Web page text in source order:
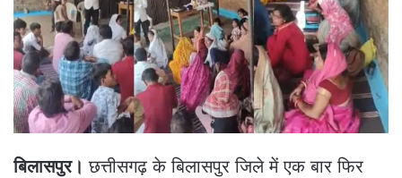
e
m
a
i
l
बिलासपुर। छत्तीसगढ़ के बिलासपुर जिले में एक बार फिर